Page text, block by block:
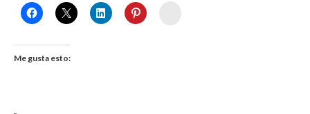
Me gusta esto: